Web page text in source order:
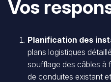
Vos
Planification des
plans logistiques
soufflage des câbles à
de conduites existant